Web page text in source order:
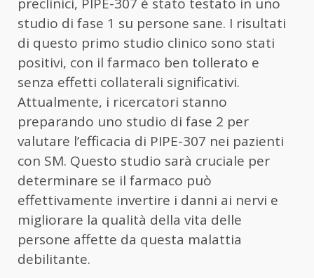
studio di fase 1 su persone sane. I risultati
di questo primo studio clinico sono stati
positivi, con il farmaco ben tollerato e
senza effetti collaterali significativi.
Attualmente, i ricercatori stanno
preparando uno studio di fase 2 per
valutare l’efficacia di PIPE-307 nei pazienti
con SM. Questo studio sarà cruciale per
determinare se il farmaco può
effettivamente invertire i danni ai nervi e
migliorare la qualità della vita delle
persone affette da questa malattia
debilitante.